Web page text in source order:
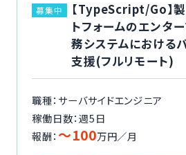
募集中
【TypeScript/Go】
トフォームのエンタ
務システムにおける
支援(フルリモート)
職種：サーバサイドエンジニア
稼働日数：週5日
報酬： 〜100万円／月